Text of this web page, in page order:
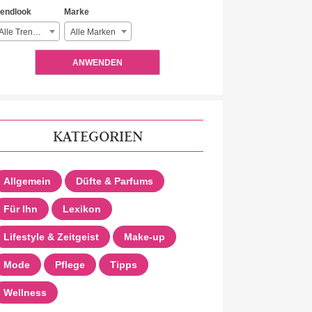
Alle Trendlooks
Marke
Alle Marken
ANWENDEN
KATEGORIEN
Allgemein Düfte & Parfums
Für Ihn Lexikon
Lifestyle & Zeitgeist Make-up
Mode Pflege Tipps
Wellness